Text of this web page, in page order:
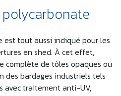
est tout aussi indiqué pour les
en shed. À cet effet,
complète de tôles opaques ou
des bardages industriels tels
avec traitement anti-UV,